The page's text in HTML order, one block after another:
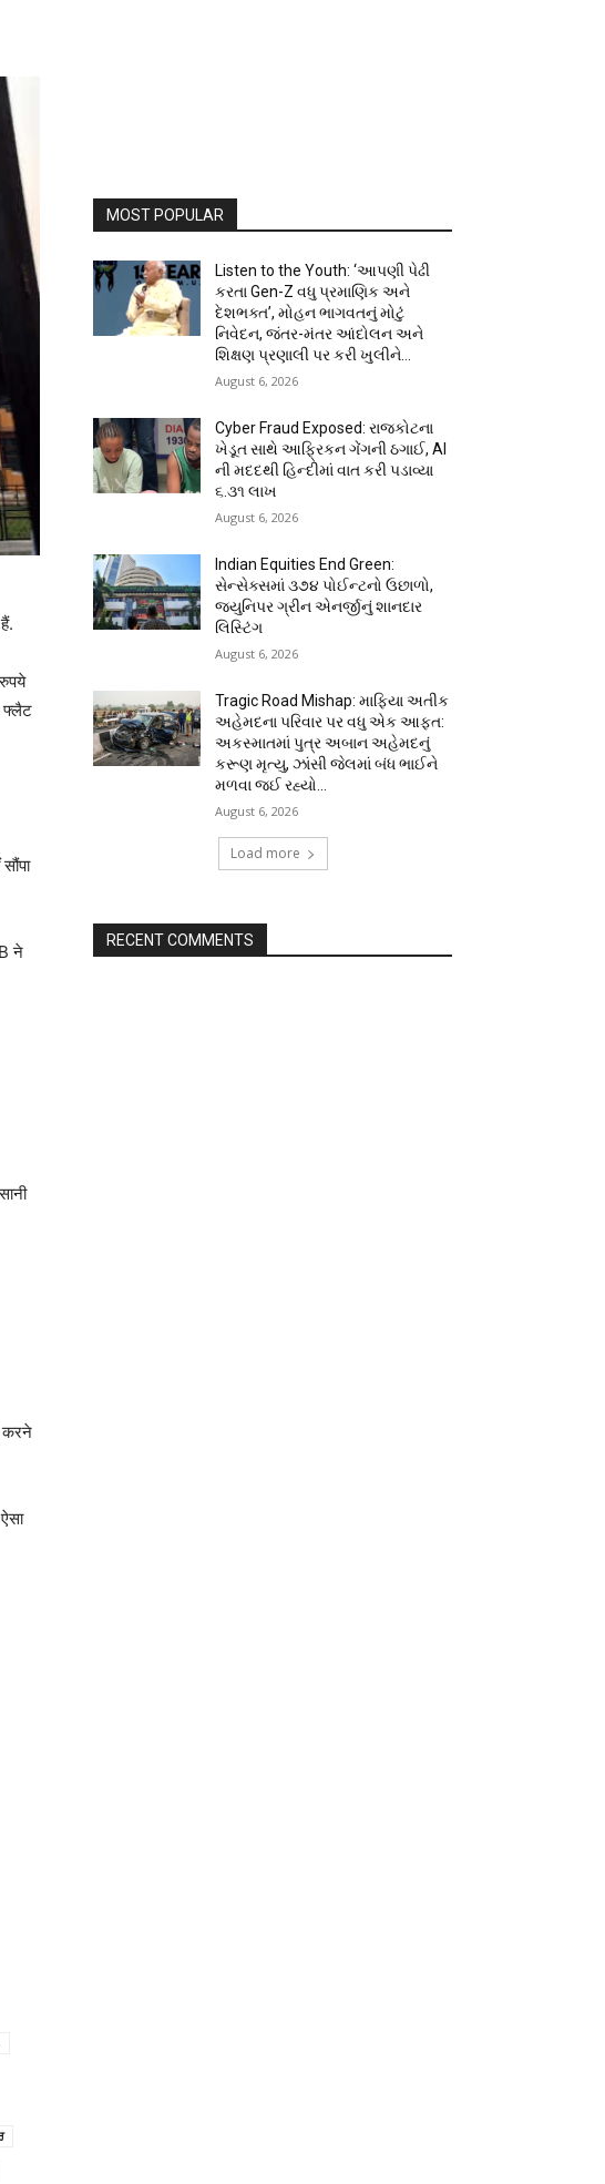
फ्लैट
ने
करने
MOST POPULAR
Listen to the Youth: ‘આપણી પેઢી
કરતા Gen-Z વધુ પ્રમાણિક અને
દેશભક્ત’, મોહન ભાગવતનું મોટું
નિવેદન, જંતર-મંતર આંદોલન અને
શિક્ષણ પ્રણાલી પર કરી ખુલીને...
August 6, 2026
Cyber Fraud Exposed: રાજકોટના
ખેડૂત સાથે આફ્રિકન ગેંગની ઠગાઈ, AI
ની મદદથી હિન્દીમાં વાત કરી પડાવ્યા
₹૬.૩૧ લાખ
August 6, 2026
Indian Equities End Green:
સેન્સેક્સમાં ૩૭૪ પોઈન્ટનો ઉછાળો,
જ્યુનિપર ગ્રીન એનર્જીનું શાનદાર
લિસ્ટિંગ
August 6, 2026
Tragic Road Mishap: માફિયા અતીક
અહેમદના પરિવાર પર વધુ એક આફત:
અકસ્માતમાં પુત્ર અબાન અહેમદનું
કરૂણ મૃત્યુ, ઝાંસી જેલમાં બંધ ભાઈને
મળવા જઈ રહ્યો...
August 6, 2026
Load more
RECENT COMMENTS